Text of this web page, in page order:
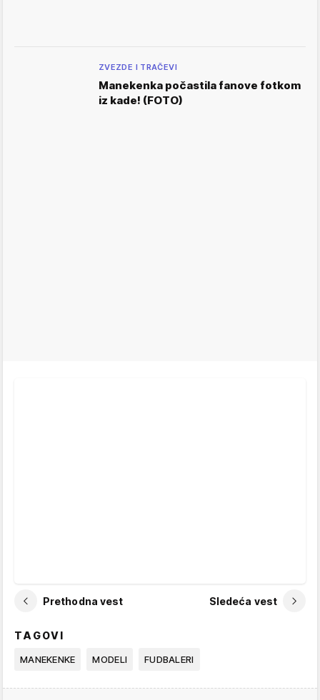
ZVEZDE I TRAČEVI
Manekenka počastila fanove fotkom
iz kade! (FOTO)
Prethodna vest Sledeća vest
TAGOVI
MANEKENKE MODELI FUDBALERI